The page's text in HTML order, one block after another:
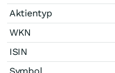
Aktientyp
WKN
ISIN
Symbol